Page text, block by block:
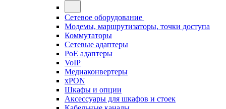
Сетевое оборудование
Модемы, маршрутизаторы, точки доступа
Коммутаторы
Сетевые адаптеры
PoE адаптеры
VoIP
Медиаконвертеры
xPON
Шкафы и опции
Аксессуары для шкафов и стоек